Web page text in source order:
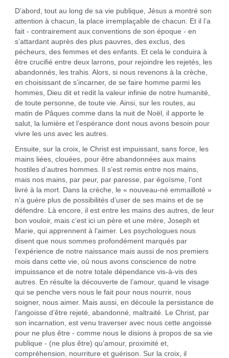
D’abord, tout au long de sa vie publique, Jésus a montré son
attention à chacun, la place irremplaçable de chacun. Et il l’a
fait - contrairement aux conventions de son époque - en
s’attardant auprès des plus pauvres, des exclus, des
pécheurs, des femmes et des enfants. Et cela le conduira à
être crucifié entre deux larrons, pour rejoindre les rejetés, les
abandonnés, les trahis. Alors, si nous revenons à la crèche,
en choisissant de s’incarner, de se faire homme parmi les
hommes, Dieu dit et redit la valeur infinie de notre humanité,
de toute personne, de toute vie. Ainsi, sur les routes, au
matin de Pâques comme dans la nuit de Noël, il apporte le
salut, la lumière et l’espérance dont nous avons besoin pour
vivre les uns avec les autres.
Ensuite, sur la croix, le Christ est impuissant, sans force, les
mains liées, clouées, pour être abandonnées aux mains
hostiles d’autres hommes. Il s’est remis entre nos mains,
mais nos mains, par peur, par paresse, par égoïsme, l’ont
livré à la mort. Dans la crèche, le « nouveau-né emmailloté »
n’a guère plus de possibilités d’user de ses mains et de se
défendre. Là encore, il est entre les mains des autres, de leur
bon vouloir, mais c’est ici un père et une mère, Joseph et
Marie, qui apprennent à l’aimer. Les psychologues nous
disent que nous sommes profondément marqués par
l’expérience de notre naissance mais aussi de nos premiers
mois dans cette vie, où nous avons conscience de notre
impuissance et de notre totale dépendance vis-à-vis des
autres. En résulte la découverte de l’amour, quand le visage
qui se penche vers nous le fait pour nous nourrir, nous
soigner, nous aimer. Mais aussi, en découle la persistance de
l’angoisse d’être rejeté, abandonné, maltraité. Le Christ, par
son incarnation, est venu traverser avec nous cette angoisse
pour ne plus être - comme nous le disions à propos de sa vie
publique - (ne plus être) qu’amour, proximité et,
compréhension, nourriture et guérison. Sur la croix, il